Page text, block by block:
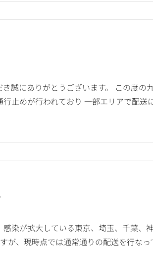
誠にありがとうございます。 この度の
止めが行われており 一部エリアで配送
染が拡大している東京、埼玉、千葉、
、現時点では通常通りの配送を行なっ